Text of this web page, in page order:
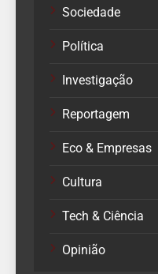
Sociedade
Política
Investigação
Reportagem
Eco & Empresas
Cultura
Tech & Ciência
Opinião